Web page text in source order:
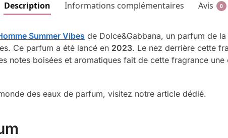
Description Informations complémentaires Avis 0
Summer Vibes de Dolce&Gabbana, un parfum de
Ce parfum a été lancé en 2023. Le nez derrière cette
notes boisées et aromatiques fait de cette fragrance
des eaux de parfum, visitez notre article dédié.